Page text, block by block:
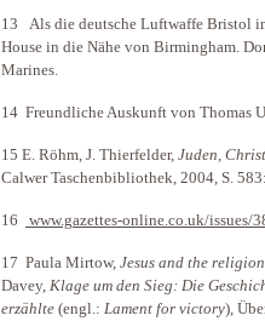
13 Als die deutsche Luftwaffe Bristol
House in die Nähe von Birmingham.
Marines.
14 Freundliche Auskunft von Thomas
15 E. Röhm, J. Thierfelder, Juden,
Calwer Taschenbibliothek, 2004, S.
16 www.gazettes-online.co.uk/issues/
17 Paula Mirtow, Jesus and the
Davey, Klage um den Sieg: Die
erzählte (engl.: Lament for victory),